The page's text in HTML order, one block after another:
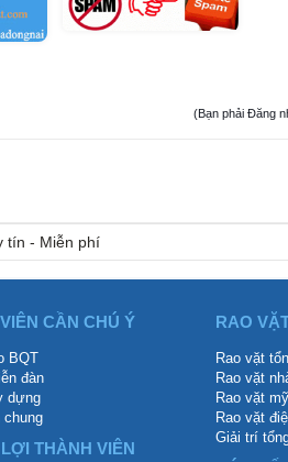
(Bạn phải Đăng
tín - Miễn phí
CẦN CHÚ Ý
BQT
đàn
dựng
chung
THÀNH VIÊN
RAO
Rao vặt
Rao vặt
Rao vặt
Rao vặt
Giải trí